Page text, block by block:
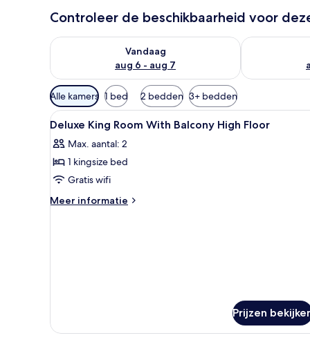
Controleer de beschikbaarheid voor
Vandaag
aug 6 - aug 7
De beschikbaarheid controleren voor vanavond aug
De
Beschikbare
filters
voor
Alle kamers 1 bed 2 bedden 3+ bedden
Alle
foto's
voor
Deluxe
King
Room
Een kluis op de kamer, een
5
Deluxe King Room With Balcony High Floor
Max. aantal: 2
1 kingsize bed
Gratis wifi
Meer informatie
Meer
Prijzen